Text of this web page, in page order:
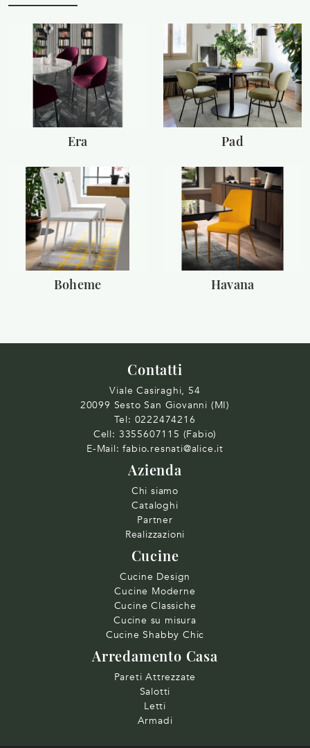
Era Pad
Boheme Havana
Contatti
Viale Casiraghi, 54
20099 Sesto San Giovanni (MI)
Tel: 0222474216
Cell: 3355607115 (Fabio)
E-Mail: fabio.resnati@alice.it
Azienda
Chi siamo
Cataloghi
Partner
Realizzazioni
Cucine
Cucine Design
Cucine Moderne
Cucine Classiche
Cucine su misura
Cucine Shabby Chic
Arredamento Casa
Pareti Attrezzate
Salotti
Letti
Armadi